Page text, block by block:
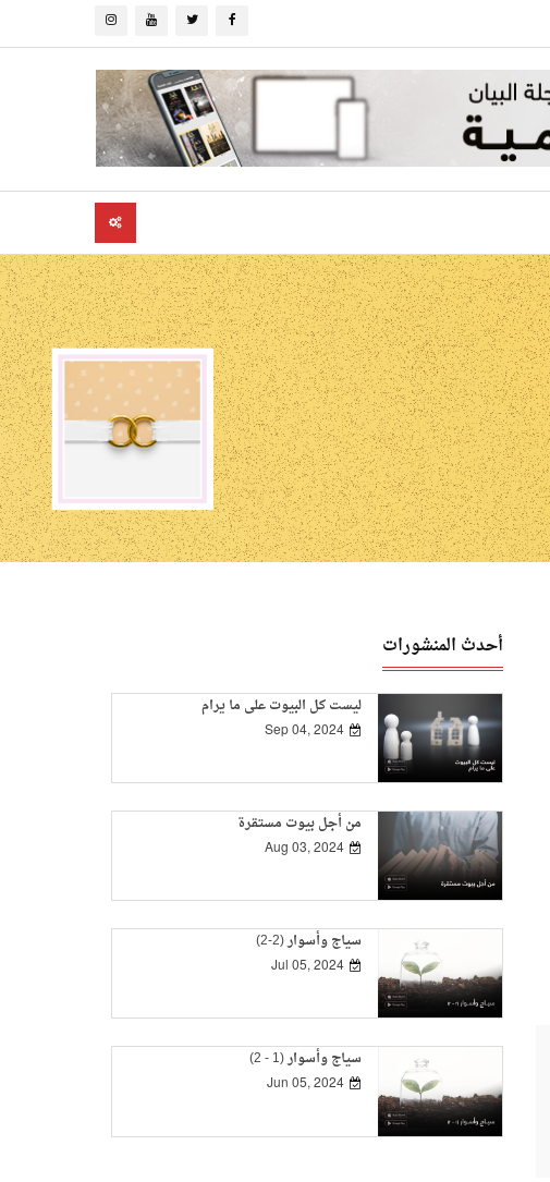
أحدث المنشورات
ليست كل البيوت على ما يرام
Sep 04, 2024
من أجل بيوت مستقرة
Aug 03, 2024
سياج وأسوار (2-2)
Jul 05, 2024
سياج وأسوار (1 - 2)
Jun 05, 2024